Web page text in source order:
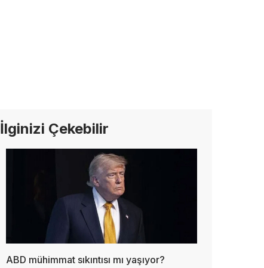
İlginizi Çekebilir
ABD mühimmat sıkıntısı mı yaşıyor?